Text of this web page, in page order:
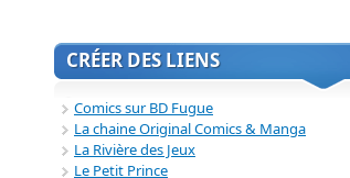
CRÉER DES LIENS
Comics sur BD Fugue
La chaine Original Comics & Manga
La Rivière des Jeux
Le Petit Prince